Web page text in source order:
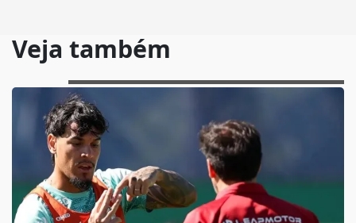
Veja também